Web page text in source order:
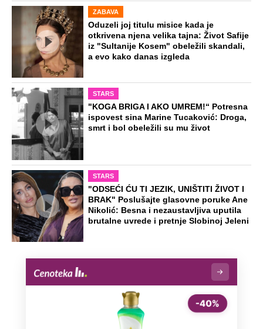
ZABAVA
Oduzeli joj titulu misice kada je
otkrivena njena velika tajna: Život Safije
iz "Sultanije Kosem" obeležili skandali,
a evo kako danas izgleda
STARS
"KOGA BRIGA I AKO UMREM!“ Potresna
ispovest sina Marine Tucaković: Droga,
smrt i bol obeležili su mu život
STARS
"ODSEĆI ĆU TI JEZIK, UNIŠTITI ŽIVOT I
BRAK" Poslušajte glasovne poruke Ane
Nikolić: Besna i nezaustavljiva uputila
brutalne uvrede i pretnje Slobinoj Jeleni